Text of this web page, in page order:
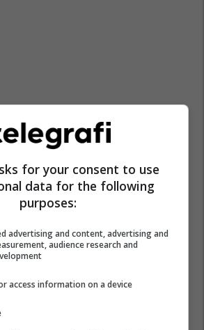
Borussia Dortmund
for your consent to use
data for the following
purposes:
advertising and content, advertising and
audience research and
access information on a device